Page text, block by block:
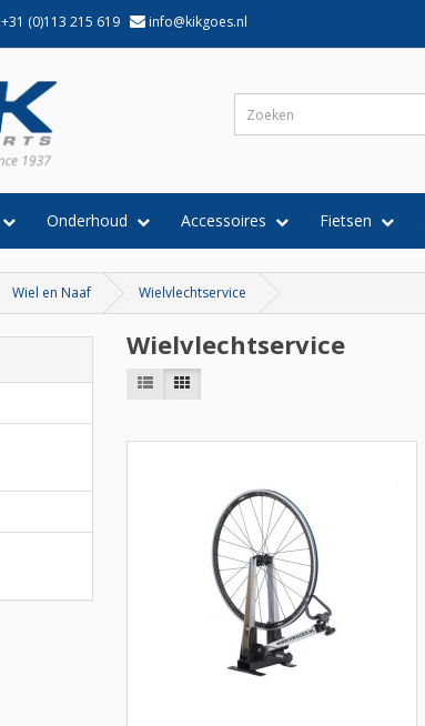
+31 (0)113 215 619 info@kikgoes.nl
Onderhoud Accessoires Fietsen
Wiel en Naaf Wielvlechtservice
Wielvlechtservice